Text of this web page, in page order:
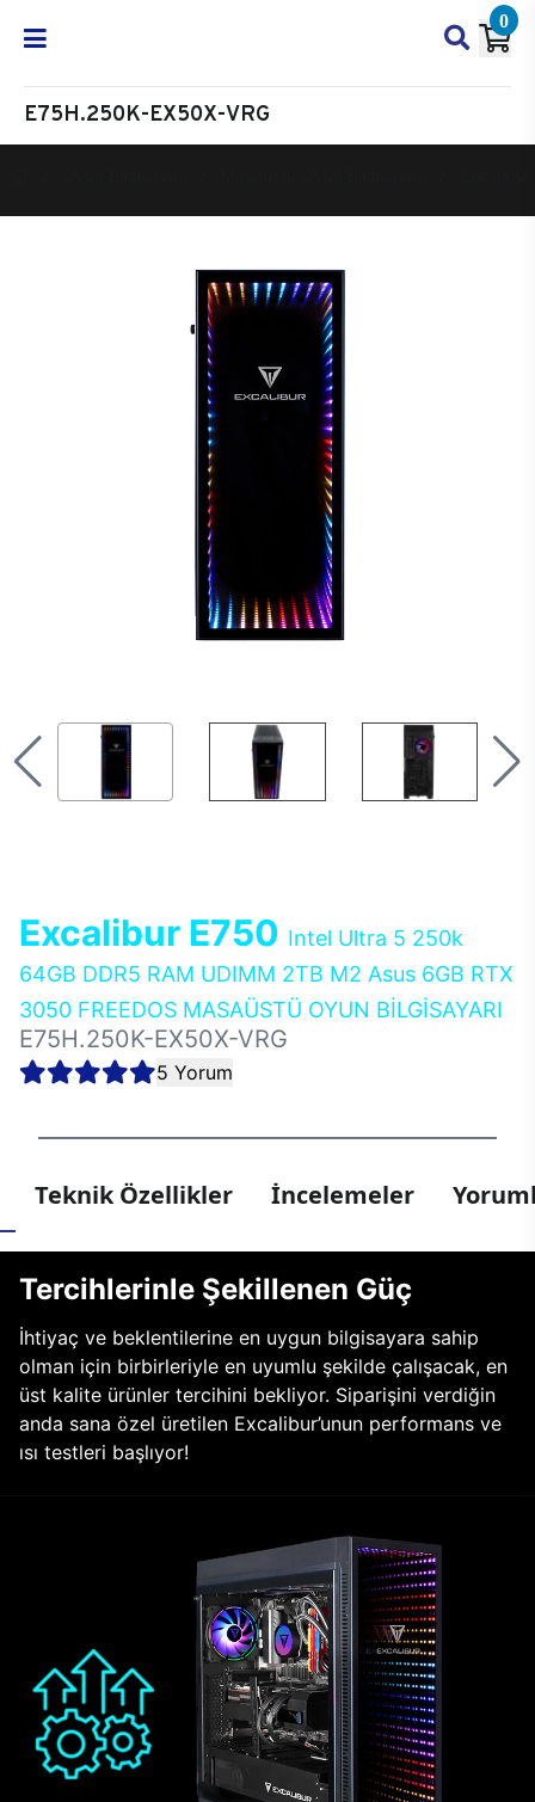
0
E75H.250K-EX50X-VRG
Excalibur E750 Intel Ultra 5 250k
64GB DDR5 RAM UDIMM 2TB M2 Asus 6GB RTX
3050 FREEDOS MASAÜSTÜ OYUN BİLGİSAYARI
E75H.250K-EX50X-VRG
5 Yorum
Teknik Özellikler İncelemeler
Tercihlerinle Şekillenen Güç
İhtiyaç ve beklentilerine en uygun bilgisayara sahip
olman için birbirleriyle en uyumlu şekilde çalışacak, en
üst kalite ürünler tercihini bekliyor. Siparişini verdiğin
anda sana özel üretilen Excalibur’unun performans ve
ısı testleri başlıyor!